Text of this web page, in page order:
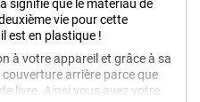
signifie que le matériau de
vie pour cette
est en plastique !
à votre appareil et grâce à sa
arrière parce que
livre. Ainsi vous avez votre